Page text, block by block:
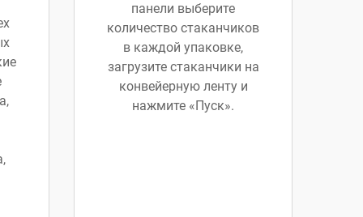
панели выберите
количество стаканчиков
в каждой упаковке,
загрузите стаканчики на
конвейерную ленту и
нажмите «Пуск».